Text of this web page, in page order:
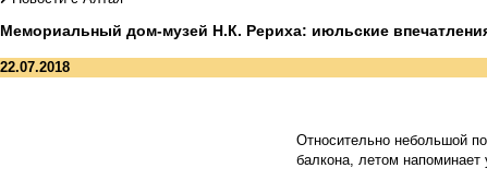
Мемориальный дом-музей Н.К. Рериха: июльские
22.07.2018
Относительно небольшой
балкона, летом